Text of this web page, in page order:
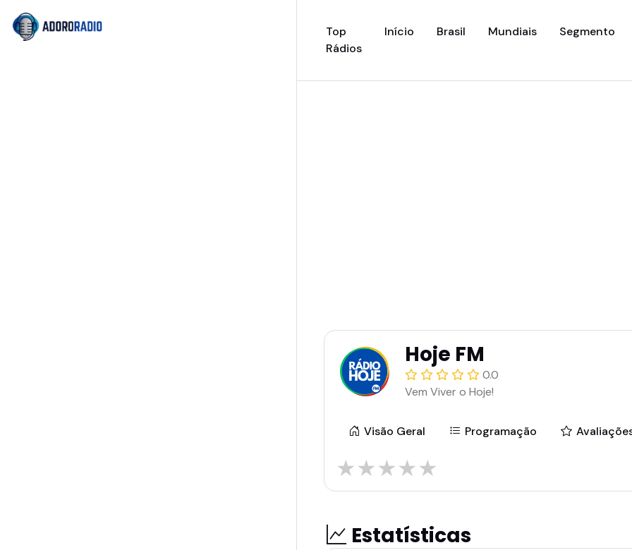
Top
Rádios
Início(current)
Brasil Mundiais Segmento
Hoje FM
0.0
Vem Viver o Hoje!
Visão Geral Programação
★★★★★
Estatísticas